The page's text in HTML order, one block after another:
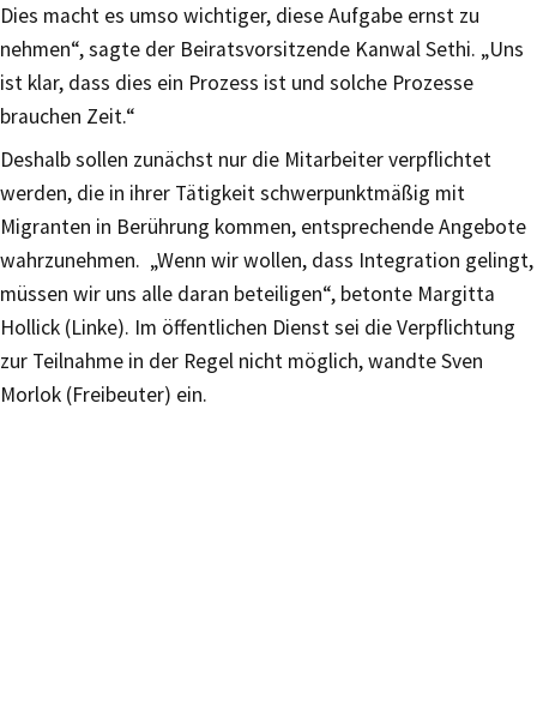
Dies macht es umso wichtiger, diese Aufgabe ernst zu
nehmen“, sagte der Beiratsvorsitzende Kanwal Sethi. „Uns
ist klar, dass dies ein Prozess ist und solche Prozesse
brauchen Zeit.“
Deshalb sollen zunächst nur die Mitarbeiter verpflichtet
werden, die in ihrer Tätigkeit schwerpunktmäßig mit
Migranten in Berührung kommen, entsprechende Angebote
wahrzunehmen. „Wenn wir wollen, dass Integration gelingt,
müssen wir uns alle daran beteiligen“, betonte Margitta
Hollick (Linke). Im öffentlichen Dienst sei die Verpflichtung
zur Teilnahme in der Regel nicht möglich, wandte Sven
Morlok (Freibeuter) ein.